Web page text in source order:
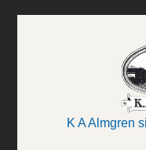
K A Almgren